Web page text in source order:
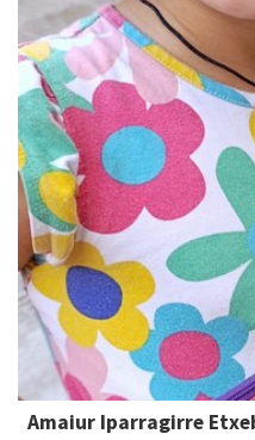
Amaiur Iparragirre